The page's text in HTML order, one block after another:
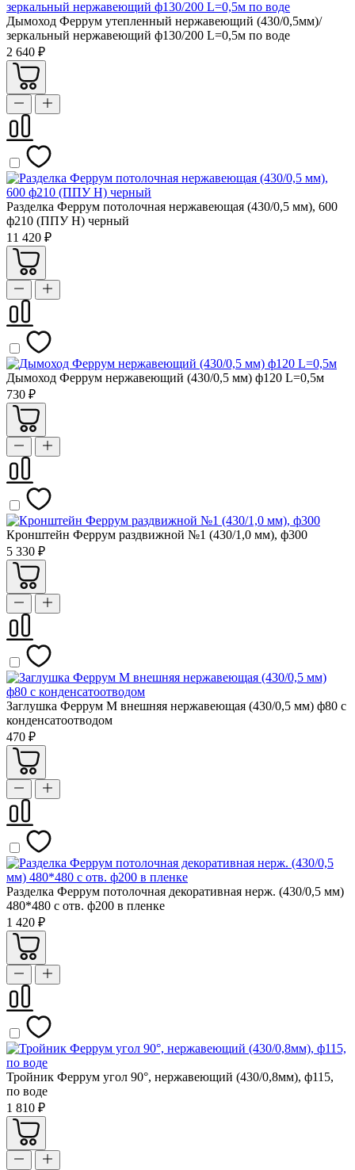
Дымоход Феррум утепленный нержавеющий (430/0,5мм)/
зеркальный нержавеющий ф130/200 L=0,5м по воде
2 640 ₽
Разделка Феррум потолочная нержавеющая (430/0,5 мм), 600
ф210 (ППУ Н) черный
11 420 ₽
Дымоход Феррум нержавеющий (430/0,5 мм) ф120 L=0,5м
730 ₽
Кронштейн Феррум раздвижной №1 (430/1,0 мм), ф300
5 330 ₽
Заглушка Феррум М внешняя нержавеющая (430/0,5 мм) ф80 с
конденсатоотводом
470 ₽
Разделка Феррум потолочная декоративная нерж. (430/0,5 мм)
480*480 с отв. ф200 в пленке
1 420 ₽
Тройник Феррум угол 90°, нержавеющий (430/0,8мм), ф115,
по воде
1 810 ₽